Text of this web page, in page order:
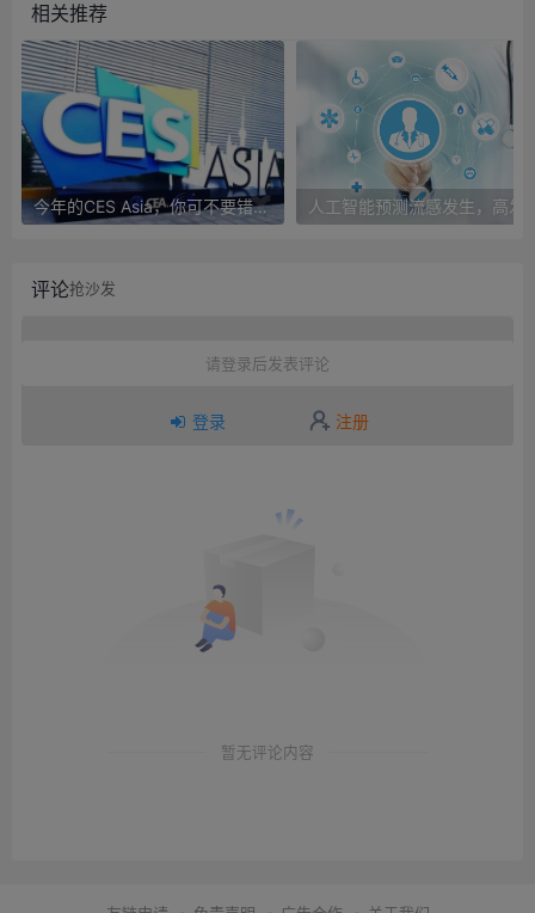
相关推荐
今年的CES Asia，你可不要错过这些自动驾驶看点
评论抢沙发
请登录后发表评论
登录 注册
暂无评论内容